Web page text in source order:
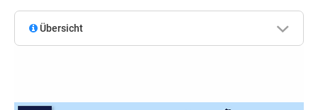
Übersicht